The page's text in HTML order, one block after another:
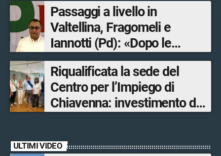
Passaggi a livello in
Valtellina, Fragomeli e
Iannotti (Pd): «Dopo le
Olimpiadi solo un terzo delle
opere sostitutive sarà
ultimato entro il 2026»
Riqualificata la sede del
Centro per l’Impiego di
Chiavenna: investimento da
ULTIMI VIDEO